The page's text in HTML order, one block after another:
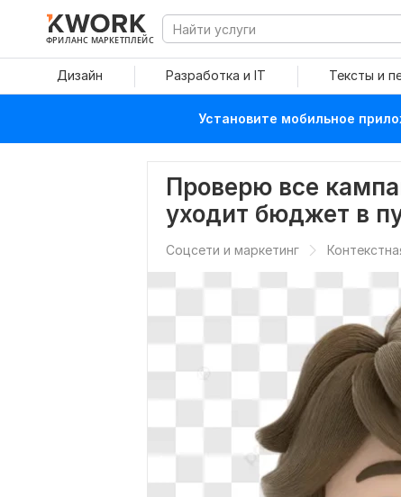
ФРИЛАНС МАРКЕТПЛЕЙС
Дизайн Разработка и IT Тексты и
Установите мобильное
Проверю все
уходит бюджет в
Соцсети и маркетинг